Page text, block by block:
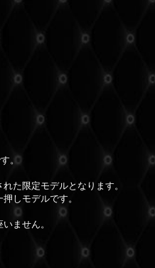
。
た限定モデルとなります。
しモデルです。
ません。